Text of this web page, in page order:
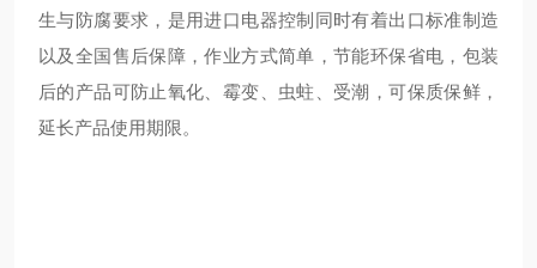
生与防腐要求，是用进口电器控制同时有着出口标准制造
以及全国售后保障，作业方式简单，节能环保省电，包装
后的产品可防止氧化、霉变、虫蛀、受潮，可保质保鲜，
延长产品使用期限。